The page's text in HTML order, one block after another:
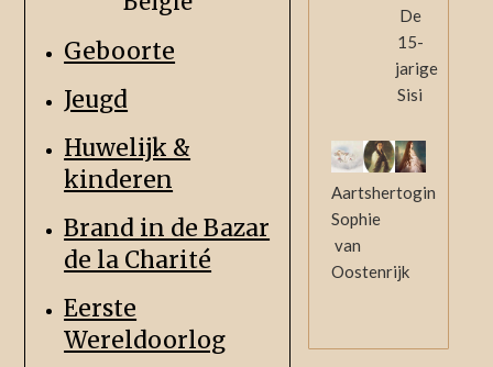
Geboorte
Jeugd
Huwelijk &
kinderen
Brand in de Bazar
de la Charité
Eerste
Wereldoorlog
De
15-
jarige
Sisi
Aartshertogin
Sophie
van
Oostenrijk